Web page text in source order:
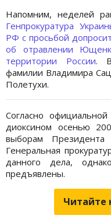
Напомним, неделей
Генпрокуратура
РФ с просьбой
об отравлении
территории России. В
фамилии Владимира
Полетухи.
Согласно
диоксином осенью
выборам
Генеральная
данного дела,
предъявлены.
Читайте